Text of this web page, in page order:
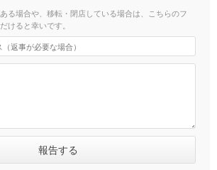
る場合や、移転・閉店している場合は、こちらのフ
けると幸いです。